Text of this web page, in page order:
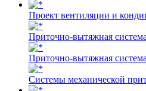
Проект вентиляции и
Приточно-вытяжная
Приточно-вытяжная
Системы механической